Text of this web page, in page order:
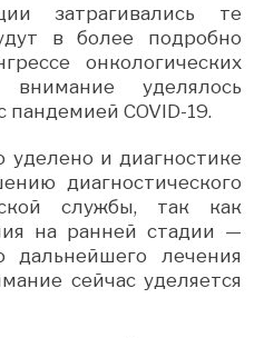
затрагивались те
в более подробно
онкологических
уделялось
пандемией COVID-19.
и диагностике
диагностического
службы, так как
на ранней стадии —
дальнейшего лечения
сейчас уделяется